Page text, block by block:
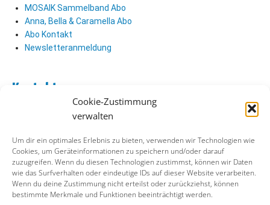
Cookie-Zustimmung
verwalten
Um dir ein optimales Erlebnis zu bieten, verwenden wir Technologien wie
Cookies, um Geräteinformationen zu speichern und/oder darauf
zuzugreifen. Wenn du diesen Technologien zustimmst, können wir Daten
wie das Surfverhalten oder eindeutige IDs auf dieser Website verarbeiten.
Wenn du deine Zustimmung nicht erteilst oder zurückziehst, können
bestimmte Merkmale und Funktionen beeinträchtigt werden.
MOSAIK Sammelband Abo
Anna, Bella & Caramella Abo
Abo Kontakt
Newsletteranmeldung
Kontakt
Verlag Kontakt
Soziale Medien
Facebook
Instagram